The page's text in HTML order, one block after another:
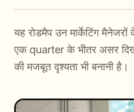
यह रोडमैप उन मार्केटिंग मैनेजरों
एक quarter के भीतर असर
की मजबूत दृश्यता भी बनानी है।